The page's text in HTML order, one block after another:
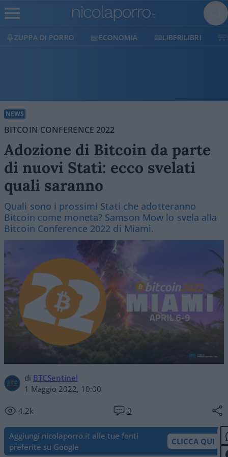
ECONOMIA LIBERILIBRI SHOP SOSTIENICI
NEWS
BITCOIN CONFERENCE 2022
Adozione di Bitcoin da parte
di nuovi Stati: ecco svelati
quali saranno
Quali sono i prossimi Stati che adotteranno
Bitcoin come moneta? Samson Mow lo svela alla
Bitcoin Conference 2022 di Miami.
di BTCSentinel
1 Maggio 2022, 10:00
4.2k 0
Aggiungi nicolaporro.it alle tue fonti
preferite su Google
CLICCA QUI